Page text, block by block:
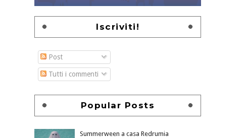
Iscriviti!
Post
Tutti i commenti
Popular Posts
Summerween a casa Redrumia